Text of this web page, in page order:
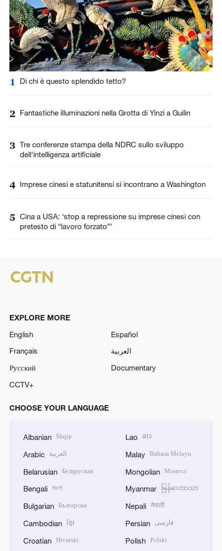
1 Di chi è questo splendido tetto?
2 Fantastiche illuminazioni nella Grotta di Yinzi a Guilin
3 Tre conferenze stampa della NDRC sullo sviluppo
dell'intelligenza artificiale
4 Imprese cinesi e statunitensi si incontrano a Washington
5 Cina a USA: ‘stop a repressione su imprese cinesi con
pretesto di “lavoro forzato”’
EXPLORE MORE
English
Español
Français
العربية
Русский
Documentary
CCTV+
CHOOSE YOUR LANGUAGE
Albanian Shqip
Arabic العربية
Belarusian Беларуская
Bengali বাংলা
Bulgarian Български
Cambodian ខ្មែរ
Croatian Hrvatski
Lao ລາວ
Malay Bahasa Melayu
Mongolian Монгол
Myanmar မြန်မာဘာသာ
Nepali नेपाली
Persian فارسی
Polish Polski